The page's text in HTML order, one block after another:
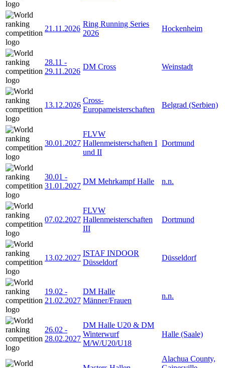
21.11.2026
Ring Running Series
2026
Hockenheim
28.11 -
29.11.2026
DM Cross Weinstadt
13.12.2026
Cross-
Europameisterschaften
Belgrad (Serbien)
30.01.2027
FLVW
Hallenmeisterschaften I
und II
Dortmund
30.01 -
31.01.2027
DM Mehrkampf Halle n.n.
07.02.2027
FLVW
Hallenmeisterschaften
III
Dortmund
13.02.2027
ISTAF INDOOR
Düsseldorf
Düsseldorf
19.02 -
21.02.2027
DM Halle
Männer/Frauen
n.n.
26.02 -
28.02.2027
DM Halle U20 & DM
Winterwurf
M/W/U20/U18
Halle (Saale)
Alachua County,